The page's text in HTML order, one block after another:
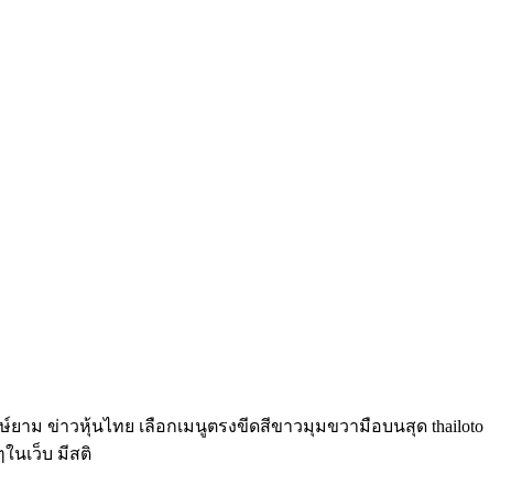
าม ข่าวหุ้นไทย เลือกเมนูตรงขีดสีขาวมุมขวามือบนสุด thailoto
นเว็บ มีสติ